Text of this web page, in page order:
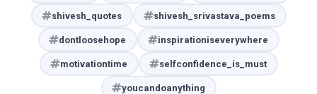
shivesh_quotes shivesh_srivastava_poems
dontloosehope inspirationiseverywhere
motivationtime selfconfidence_is_must
youcandoanything